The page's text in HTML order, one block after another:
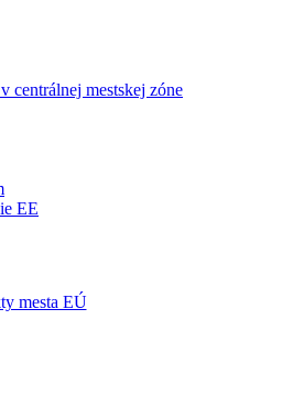
centrálnej mestskej zóne
EE